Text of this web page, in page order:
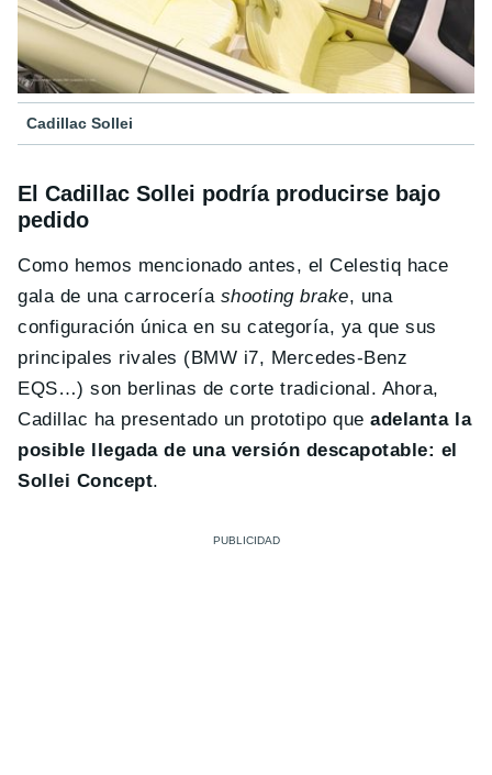
Cadillac Sollei
El Cadillac Sollei podría producirse bajo
pedido
Como hemos mencionado antes, el Celestiq hace
gala de una carrocería shooting brake, una
configuración única en su categoría, ya que sus
principales rivales (BMW i7, Mercedes-Benz
EQS…) son berlinas de corte tradicional. Ahora,
Cadillac ha presentado un prototipo queadelanta la
posible llegada de una versión descapotable: el
Sollei Concept.